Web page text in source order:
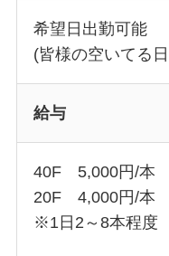
希望日出勤可能
(皆様の空いてる
給与
40F 5,000円/本
20F 4,000円/本
※1日2～8本程度